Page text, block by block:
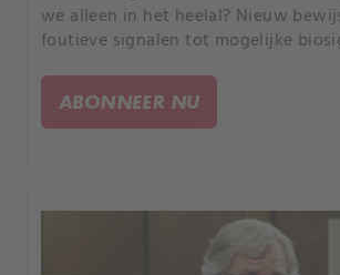
we alleen in het heelal? Nieuw
foutieve signalen tot mogelijke
aarde meer is dan alleen speculatie.
ABONNEER NU